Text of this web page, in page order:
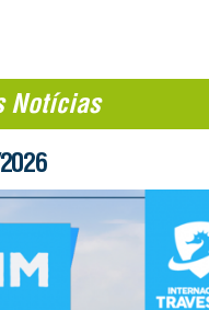
Notícias